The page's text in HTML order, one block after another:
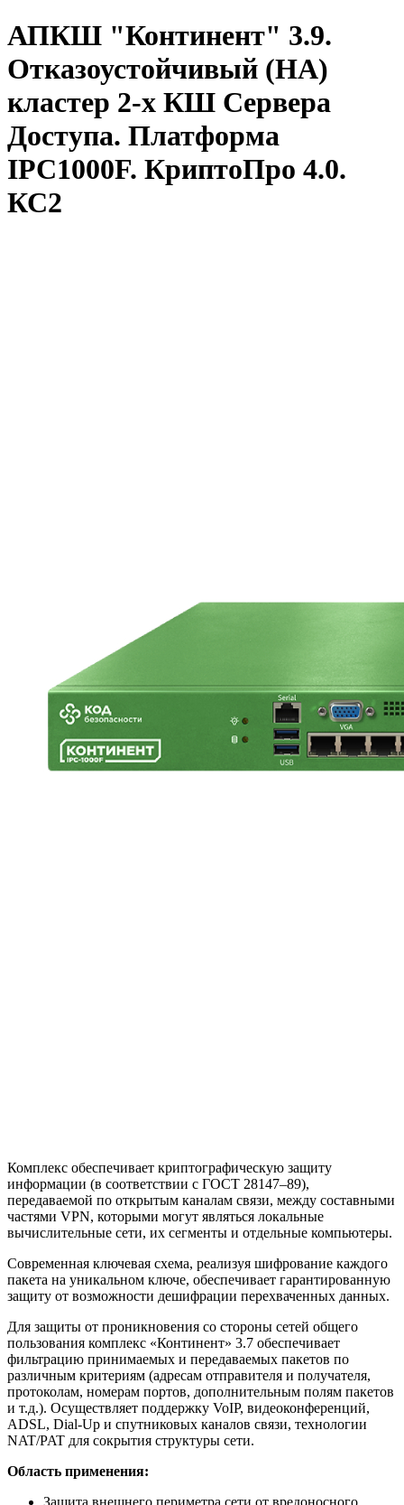
АПКШ "Континент" 3.9.
Отказоустойчивый (HA)
кластер 2-х КШ Сервера
Доступа. Платформа
IPC1000F. КриптоПро 4.0.
КС2
Комплекс обеспечивает криптографическую защиту
информации (в соответствии с ГОСТ 28147–89),
передаваемой по открытым каналам связи, между составными
частями VPN, которыми могут являться локальные
вычислительные сети, их сегменты и отдельные компьютеры.
Современная ключевая схема, реализуя шифрование каждого
пакета на уникальном ключе, обеспечивает гарантированную
защиту от возможности дешифрации перехваченных данных.
Для защиты от проникновения со стороны сетей общего
пользования комплекс «Континент» 3.7 обеспечивает
фильтрацию принимаемых и передаваемых пакетов по
различным критериям (адресам отправителя и получателя,
протоколам, номерам портов, дополнительным полям пакетов
и т.д.). Осуществляет поддержку VoIP, видеоконференций,
ADSL, Dial-Up и спутниковых каналов связи, технологии
NAT/PAT для сокрытия структуры сети.
Область применения: